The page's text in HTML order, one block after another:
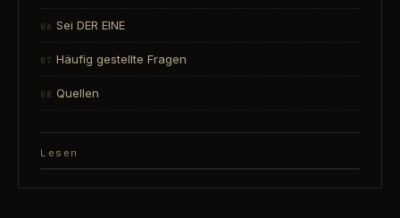
Sei DER EINE
Häufig gestellte Fragen
Quellen
Lesen